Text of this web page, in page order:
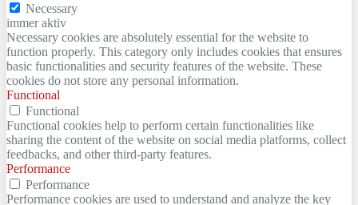
Necessary
immer aktiv
Necessary cookies are absolutely essential for the website to
function properly. This category only includes cookies that ensures
basic functionalities and security features of the website. These
cookies do not store any personal information.
Functional
Functional
Functional cookies help to perform certain functionalities like
sharing the content of the website on social media platforms, collect
feedbacks, and other third-party features.
Performance
Performance
Performance cookies are used to understand and analyze the key